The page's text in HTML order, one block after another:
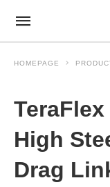
HOMEPAGE
High
Drag